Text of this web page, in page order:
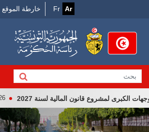
الرئيسي
Fr Ar
Menu
خارطة الموقع
لمشروع قانون المالية لسنة 2027